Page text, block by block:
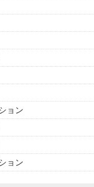
ョン
ョン